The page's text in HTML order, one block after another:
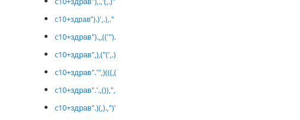
c10+здрав").)',.),."
c10+здрав").,,(('").
c10+здрав",),("(',.)
c10+здрав".'",)(((,(
c10+здрав".'.,()),",
c10+здрав".)(,).,")'